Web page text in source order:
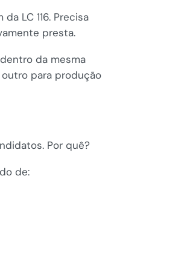
LC 116. Precisa
presta.
da mesma
outro para produção
Por quê?
de: